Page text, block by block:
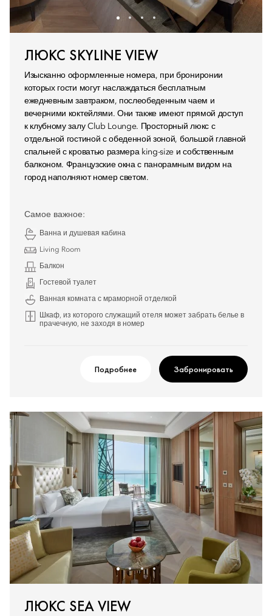
ЛЮКС SKYLINE VIEW
Изысканно оформленные номера, при брониронии
которых гости могут наслаждаться бесплатным
ежедневным завтраком, послеобеденным чаем и
вечерними коктейлями. Они также имеют прямой доступ
к клубному залу Club Lounge. Просторный люкс с
отдельной гостиной с обеденной зоной, большой главной
спальней с кроватью размера king-size и собственным
балконом. Французские окна с панорамным видом на
город наполняют номер светом.
Самое важное:
Ванна и душевая кабина
Living Room
Балкон
Гостевой туалет
Ванная комната с мраморной отделкой
Шкаф, из которого служащий отеля может забрать белье в
прачечную, не заходя в номер
Подробнее Забронировать
ЛЮКС SEA VIEW